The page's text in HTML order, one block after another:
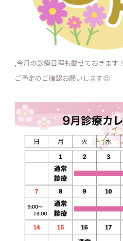
,今月の診療日程も載せておきます！
ご予定のご確認お願いします😊